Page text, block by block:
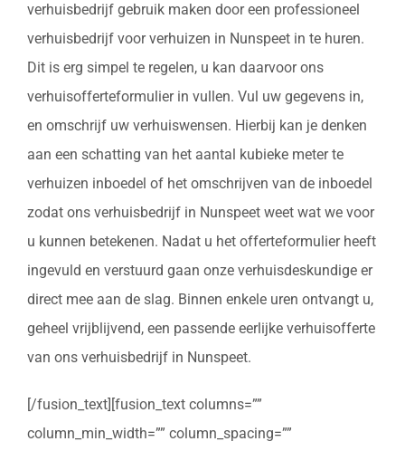
verhuisbedrijf gebruik maken door een professioneel
verhuisbedrijf voor verhuizen in Nunspeet in te huren.
Dit is erg simpel te regelen, u kan daarvoor ons
verhuisofferteformulier in vullen. Vul uw gegevens in,
en omschrijf uw verhuiswensen. Hierbij kan je denken
aan een schatting van het aantal kubieke meter te
verhuizen inboedel of het omschrijven van de inboedel
zodat ons verhuisbedrijf in Nunspeet weet wat we voor
u kunnen betekenen. Nadat u het offerteformulier heeft
ingevuld en verstuurd gaan onze verhuisdeskundige er
direct mee aan de slag. Binnen enkele uren ontvangt u,
geheel vrijblijvend, een passende eerlijke verhuisofferte
van ons verhuisbedrijf in Nunspeet.
[/fusion_text][fusion_text columns=””
column_min_width=”” column_spacing=””